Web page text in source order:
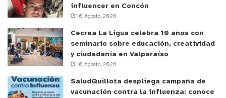
influencer en Concón
10 Agosto, 2026
Cecrea La Ligua celebra 10 años con
seminario sobre educación, creatividad
y ciudadanía en Valparaíso
10 Agosto, 2026
SaludQuillota despliega campaña de
vacunación contra la influenza: conoce